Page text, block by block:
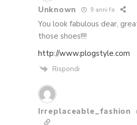
Unknown 9 anni fa
You look fabulous dear,
those shoes!!!!
http://www.plogstyle.com
Rispondi
Irreplaceable_fashion